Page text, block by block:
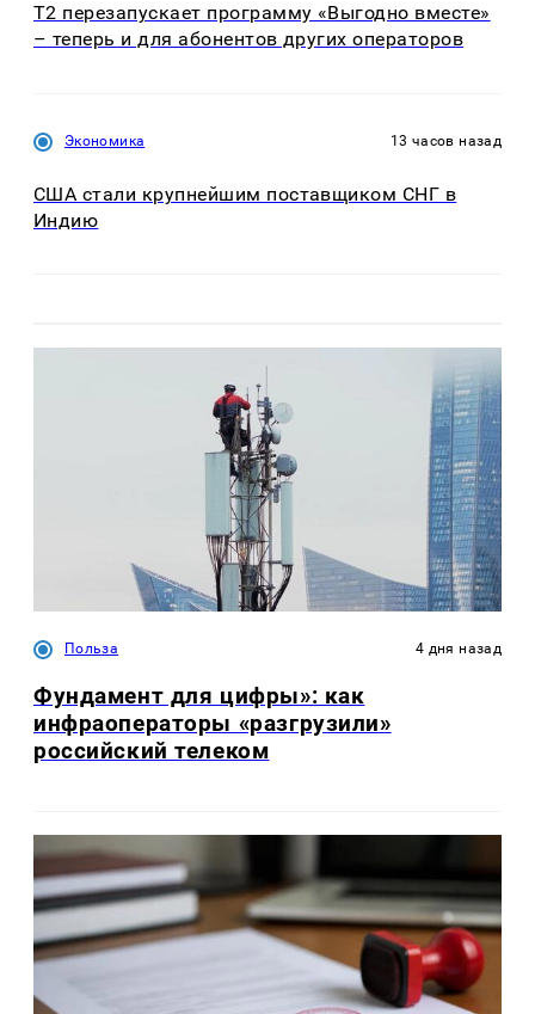
Т2 перезапускает программу «Выгодно вместе»
– теперь и для абонентов других операторов
Экономика 13 часов назад
США стали крупнейшим поставщиком СНГ в
Индию
Польза 4 дня назад
Фундамент для цифры»: как
инфраоператоры «разгрузили»
российский телеком